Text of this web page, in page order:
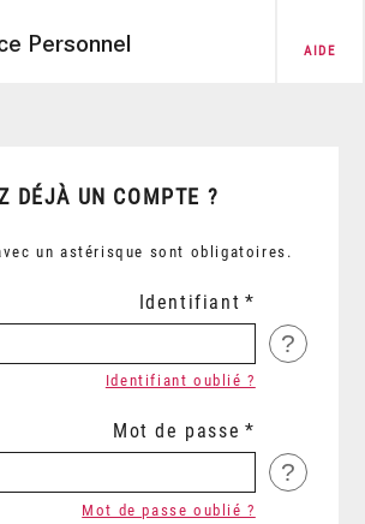
Personnel AIDE
DÉJÀ UN COMPTE ?
un astérisque sont obligatoires.
Identifiant
?
Identifiant oublié ?
Mot de passe
?
Mot de passe oublié ?